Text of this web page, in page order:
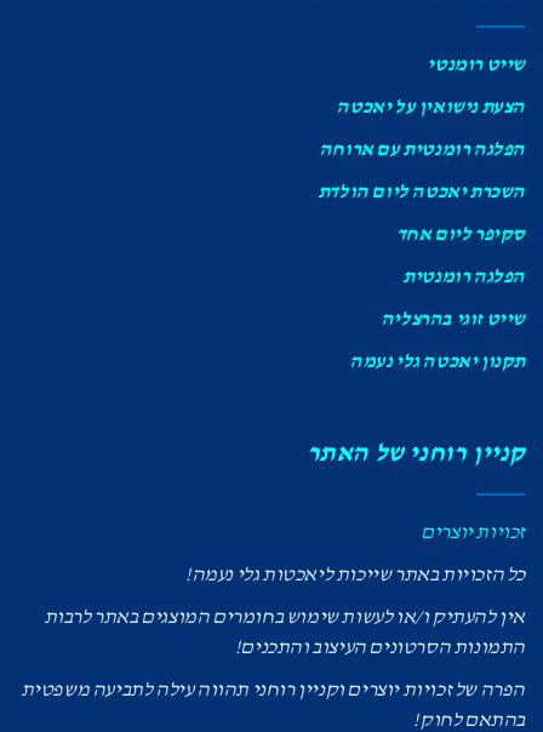
שייט רומנטי
הצעת נישואין על יאכטה
הפלגה רומנטית עם ארוחה
השכרת יאכטה ליום הולדת
סקיפר ליום אחד
הפלגה רומנטית
שייט זוגי בהרצליה
תקנון יאכטה גלי נעמה
קניין רוחני של האתר
זכויות יוצרים
כל הזכויות באתר שייכות ליאכטות גלי נעמה!
אין להעתיק ו/או לעשות שימוש בחומרים המוצגים באתר לרבות
התמונות הסרטונים העיצוב והתכנים!
הפרה של זכויות יוצרים וקניין רוחני תהווה עילה לתביעה משפטית
בהתאם לחוק!